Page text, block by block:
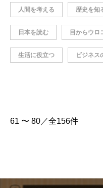
人間を考える 歴史を知
日本を読む 目からウロ
生活に役立つ ビジネス
61 〜 80／全156件